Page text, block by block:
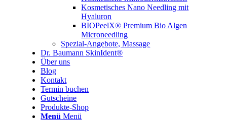
Kosmetisches Nano Needling mit
Hyaluron
BIOPeelX® Premium Bio Algen
Microneedling
Spezial-Angebote, Massage
Dr. Baumann SkinIdent®
Über uns
Blog
Kontakt
Termin buchen
Gutscheine
Produkte-Shop
Menü Menü